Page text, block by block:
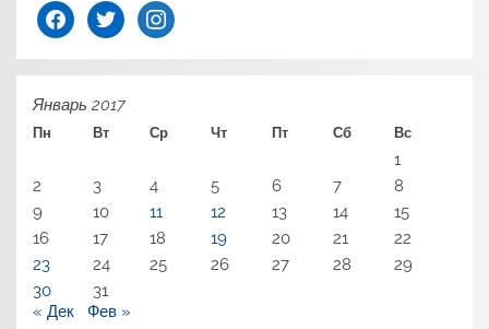
facebooktwitter instagram
Январь 2017
Пн Вт Ср Чт Пт Сб Вс
1
2
3 4 5 6 7
8
9
10 11 12 13 14
15
16
17 18 19 20 21
22
23
24 25 26 27 28
29
30
31
« Дек
Фев »